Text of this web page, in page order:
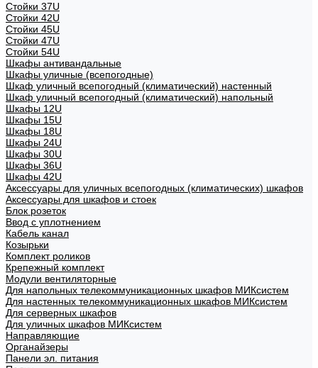
Стойки 37U
Стойки 42U
Стойки 45U
Стойки 47U
Стойки 54U
Шкафы антивандальные
Шкафы уличные (всепогодные)
Шкаф уличный всепогодный (климатический) настенный
Шкаф уличный всепогодный (климатический) напольный
Шкафы 12U
Шкафы 15U
Шкафы 18U
Шкафы 24U
Шкафы 30U
Шкафы 36U
Шкафы 42U
Аксессуары для уличных всепогодных (климатических) шкафов
Аксессуары для шкафов и стоек
Блок розеток
Ввод с уплотнением
Кабель канал
Козырьки
Комплект роликов
Крепежный комплект
Модули вентиляторные
Для напольных телекоммуникационных шкафов МИКсистем
Для настенных телекоммуникационных шкафов МИКсистем
Для серверных шкафов
Для уличных шкафов МИКсистем
Направляющие
Органайзеры
Панели эл. питания